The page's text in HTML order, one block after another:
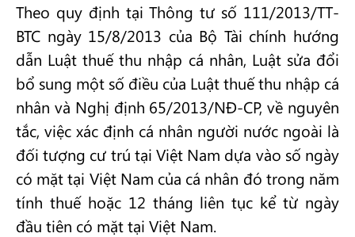
Theo quy định tại Thông tư số 111/2013/TT-
BTC ngày 15/8/2013 của Bộ Tài chính hướng
dẫn Luật thuế thu nhập cá nhân, Luật sửa đổi
bổ sung một số điều của Luật thuế thu nhập cá
nhân và Nghị định 65/2013/NĐ-CP, về nguyên
tắc, việc xác định cá nhân người nước ngoài là
đối tượng cư trú tại Việt Nam dựa vào số ngày
có mặt tại Việt Nam của cá nhân đó trong năm
tính thuế hoặc 12 tháng liên tục kể từ ngày
đầu tiên có mặt tại Việt Nam.